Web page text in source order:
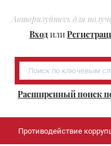
Авторизуйтесь для
Входили
Расширенный поиск
Противодействие